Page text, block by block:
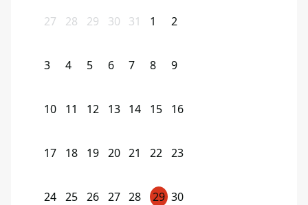
27 28 29 30 31 1 2
3 4 5 6 7 8 9
10 11 12 13 14 15 16
17 18 19 20 21 22 23
24 25 26 27 28 29 30